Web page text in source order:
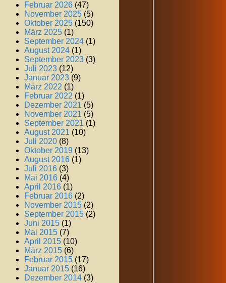
Februar 2026 (47)
November 2025 (5)
Oktober 2025 (150)
März 2025 (1)
September 2024 (1)
August 2024 (1)
September 2023 (3)
Juli 2023 (12)
Januar 2023 (9)
März 2022 (1)
Februar 2022 (1)
Dezember 2021 (5)
November 2021 (5)
September 2021 (1)
August 2021 (10)
Juli 2020 (8)
Oktober 2019 (13)
August 2016 (1)
Juli 2016 (3)
Mai 2016 (4)
April 2016 (1)
Februar 2016 (2)
November 2015 (2)
September 2015 (2)
Juni 2015 (1)
Mai 2015 (7)
April 2015 (10)
März 2015 (6)
Februar 2015 (17)
Januar 2015 (16)
Dezember 2014 (3)